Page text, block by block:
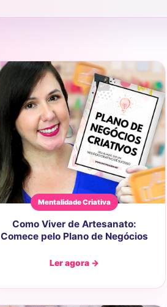
Mentalidade Criativa
Como Viver de Artesanato:
Comece pelo Plano de Negócios
Ler agora →